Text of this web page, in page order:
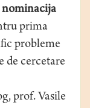
nominacija
prima
probleme
de cercetare
prof. Vasile